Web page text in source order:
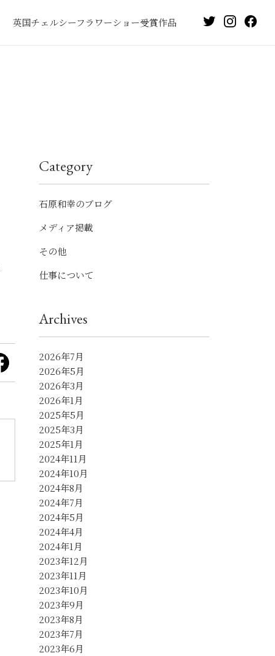
英国チェルシーフラワーショー受賞作品
Category
石原和幸のブログ
メディア掲載
その他
仕事について
Archives
2026年7月
2026年5月
2026年3月
2026年1月
2025年5月
2025年3月
2025年1月
2024年11月
2024年10月
2024年8月
2024年7月
2024年5月
2024年4月
2024年1月
2023年12月
2023年11月
2023年10月
2023年9月
2023年8月
2023年7月
2023年6月